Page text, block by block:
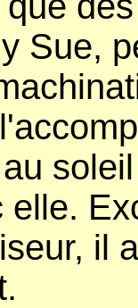
Sue,
elle.
il